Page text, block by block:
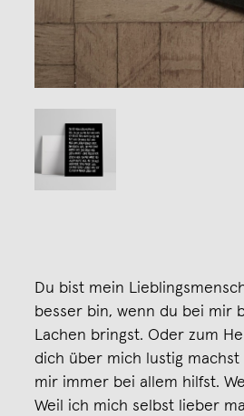
Du bist mein
besser bin, wenn du bei mir
Lachen bringst. Oder zum
dich über mich lustig
mir immer bei allem hilfst.
Weil ich mich selbst lieber